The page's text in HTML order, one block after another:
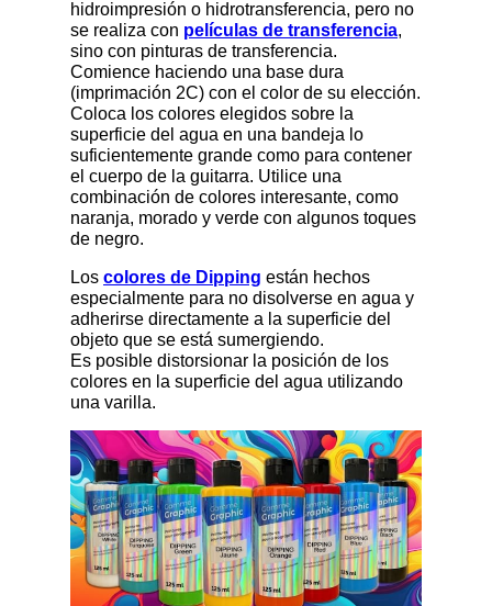
hidroimpresión o hidrotransferencia, pero no
se realiza con películas de transferencia,
sino con pinturas de transferencia.
Comience haciendo una base dura
(imprimación 2C) con el color de su elección.
Coloca los colores elegidos sobre la
superficie del agua en una bandeja lo
suficientemente grande como para contener
el cuerpo de la guitarra. Utilice una
combinación de colores interesante, como
naranja, morado y verde con algunos toques
de negro.
Los colores de Dipping están hechos
especialmente para no disolverse en agua y
adherirse directamente a la superficie del
objeto que se está sumergiendo.
Es posible distorsionar la posición de los
colores en la superficie del agua utilizando
una varilla.